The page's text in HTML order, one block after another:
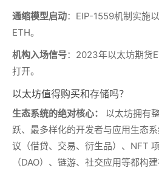
通缩模型启动：EIP-1559机制实施
ETH。
机构入场信号：2023年以太坊期货
打开。
以太坊值得购买和存储吗？
生态系统的绝对核心：
以太坊拥有
跃、最多样化的开发者与应用生态
议（借贷、交易、衍生品）、NFT
（DAO）、链游、社交应用等都构